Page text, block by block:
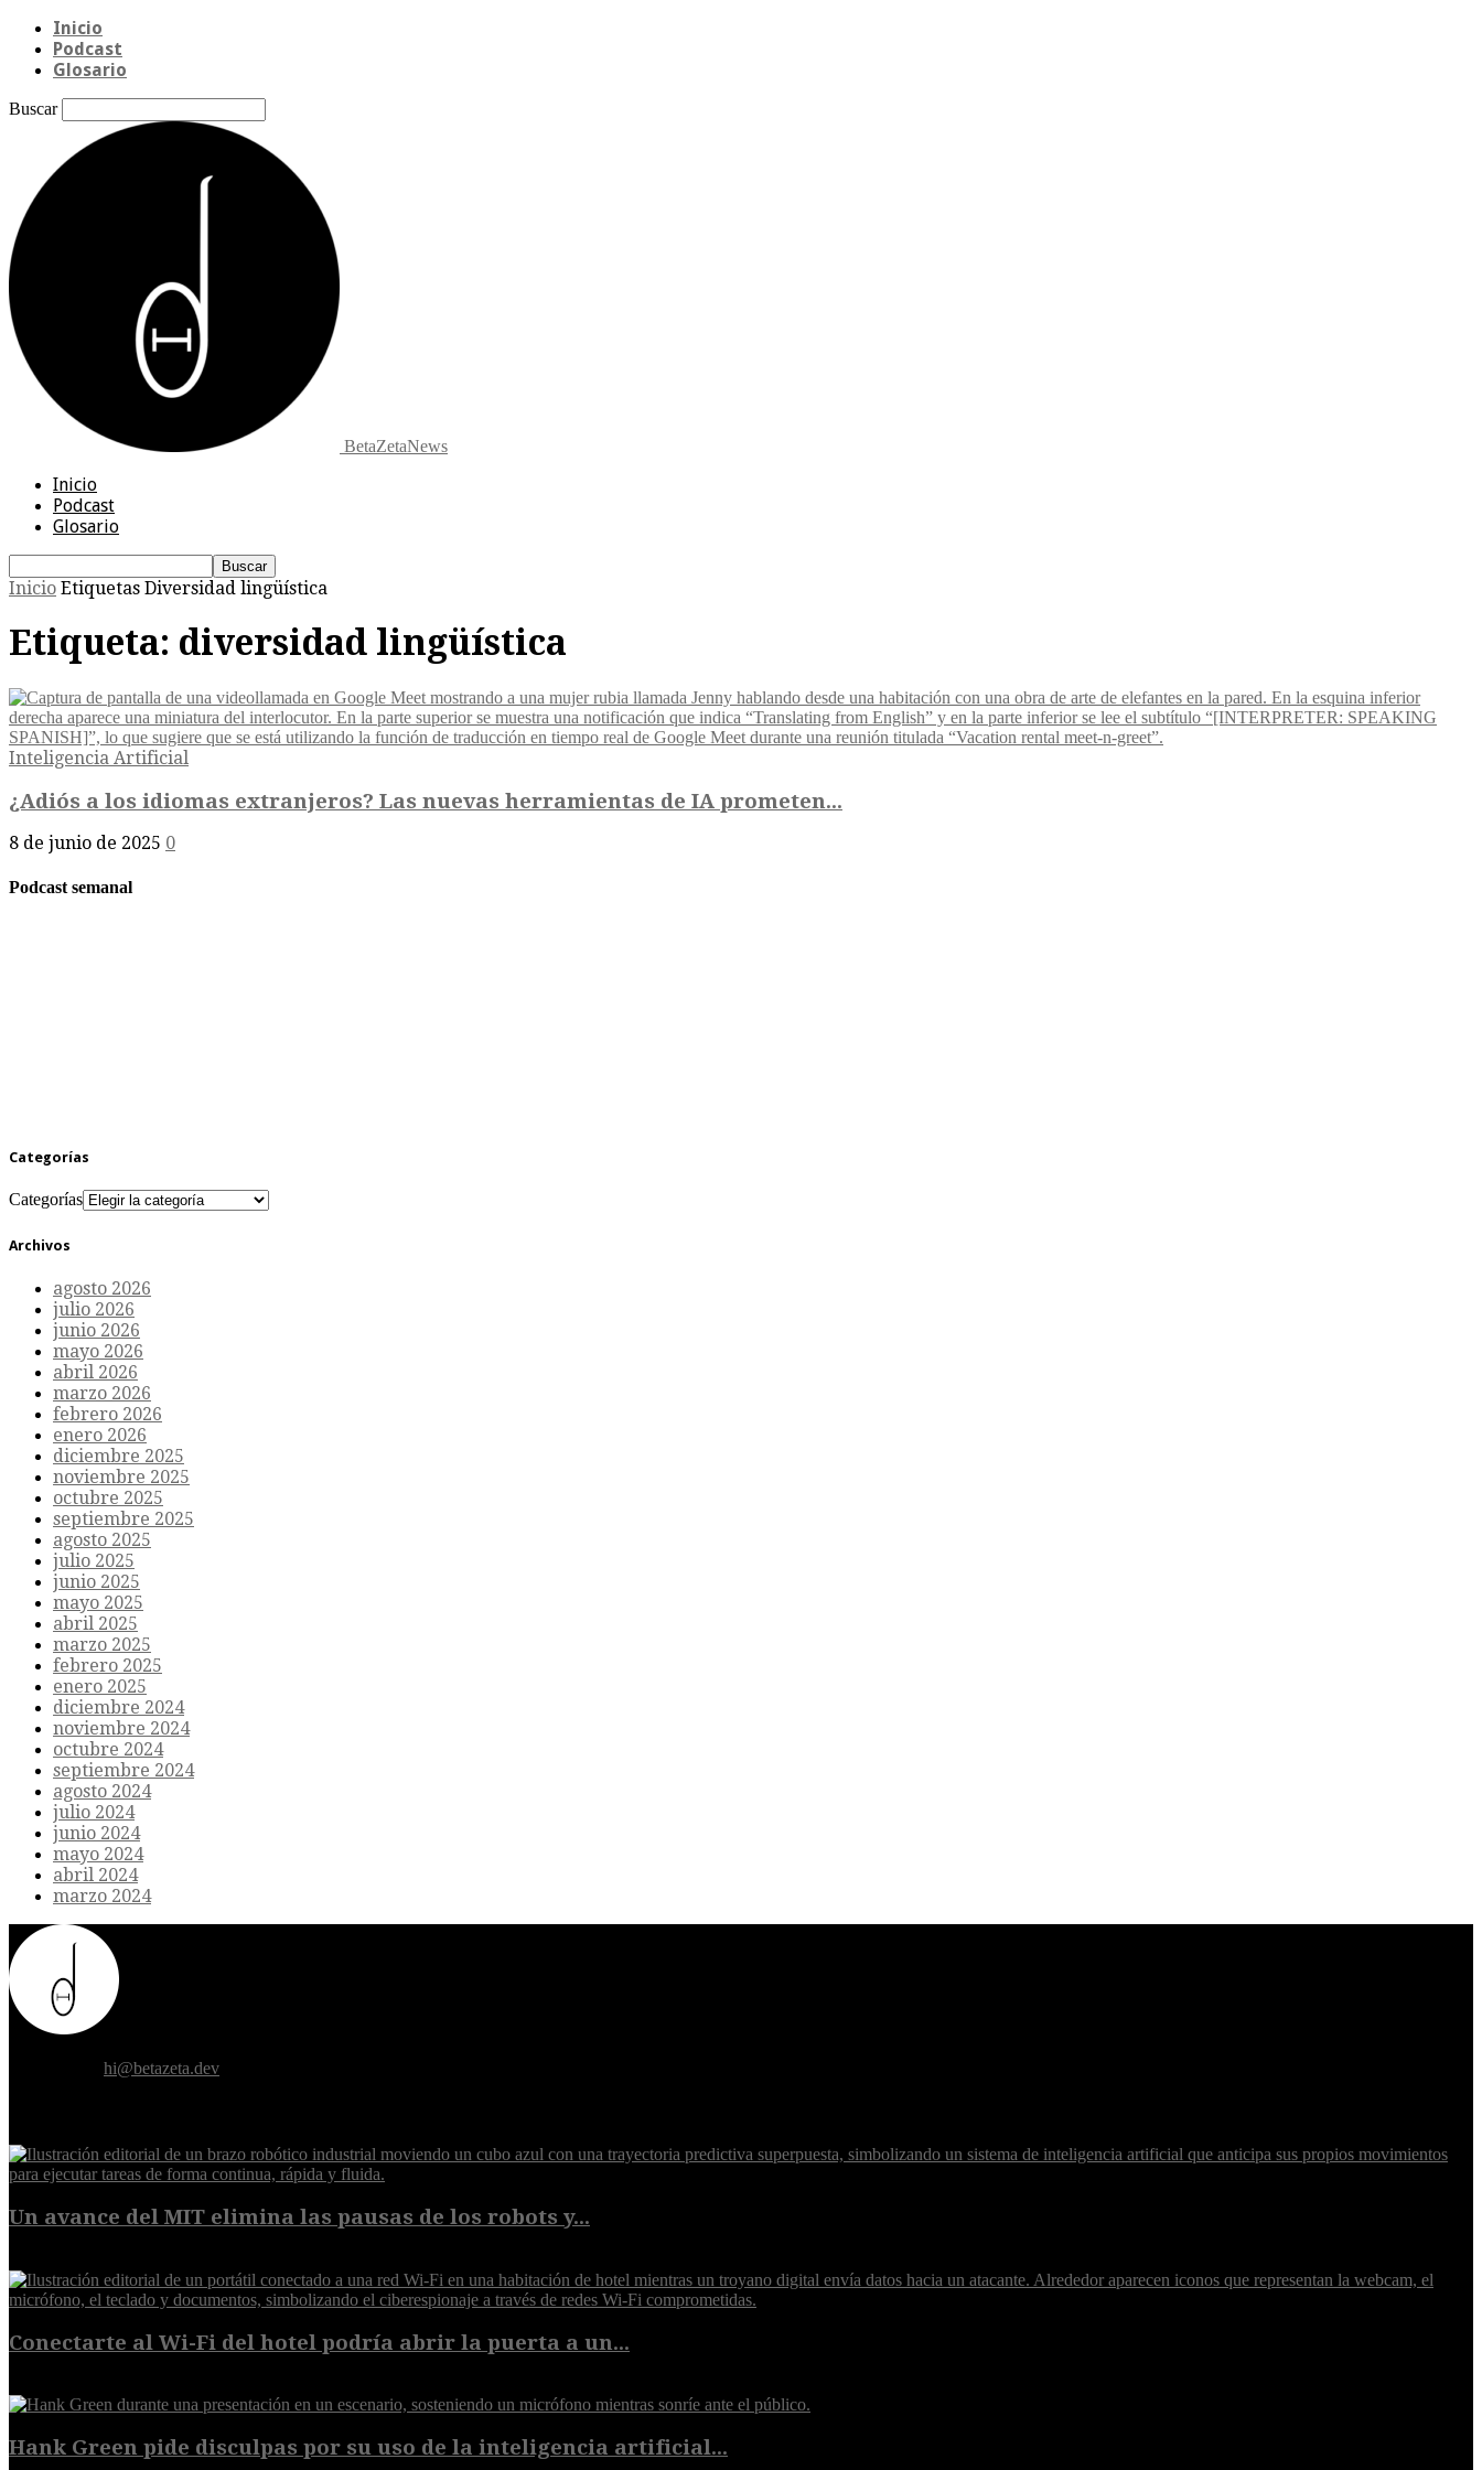
Inicio
Podcast
Glosario
Buscar
BetaZetaNews
Inicio
Podcast
Glosario
Inicio Etiquetas Diversidad lingüística
Etiqueta: diversidad lingüística
Inteligencia Artificial
¿Adiós a los idiomas extranjeros? Las nuevas herramientas de IA prometen...
8 de junio de 2025 0
Podcast semanal
Categorías
Categorías
Archivos
agosto 2026
julio 2026
junio 2026
mayo 2026
abril 2026
marzo 2026
febrero 2026
enero 2026
diciembre 2025
noviembre 2025
octubre 2025
septiembre 2025
agosto 2025
julio 2025
junio 2025
mayo 2025
abril 2025
marzo 2025
febrero 2025
enero 2025
diciembre 2024
noviembre 2024
octubre 2024
septiembre 2024
agosto 2024
julio 2024
junio 2024
mayo 2024
abril 2024
marzo 2024
hi@betazeta.dev
Un avance del MIT elimina las pausas de los robots y...
Conectarte al Wi-Fi del hotel podría abrir la puerta a un...
Hank Green pide disculpas por su uso de la inteligencia artificial...